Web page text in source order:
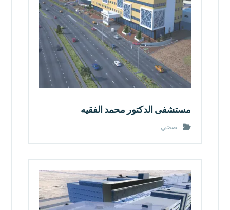
مستشفى الدكتور محمد الفقيه
صحي